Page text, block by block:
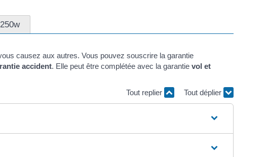
causez aux autres. Vous pouvez souscrire la garantie
accident. Elle peut être complétée avec la garantie vol et
Tout replier
Tout déplier